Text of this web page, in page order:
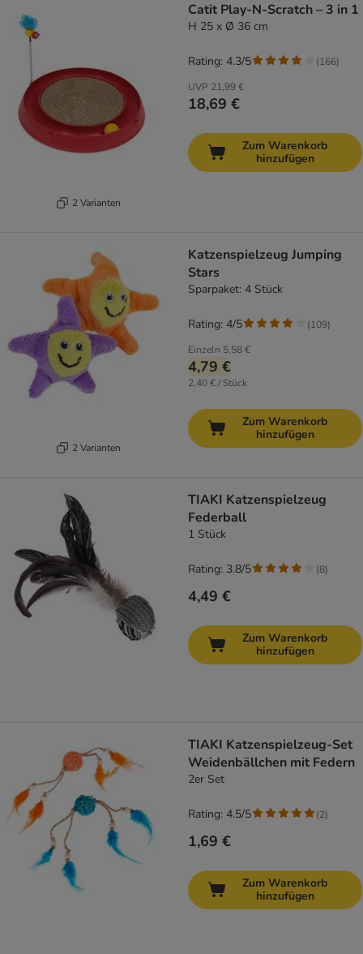
2 Varianten
Catit Play-N-Scratch – 3 in 1
H 25 x Ø 36 cm
UVP 21,99 €
18,69 €
Rating: 4.3/5 (166)
Zum Warenkorb
hinzufügen
2 Varianten
Katzenspielzeug Jumping
Stars
Sparpaket: 4 Stück
Einzeln 5,58 €
4,79 €
2,40 € / Stück
Rating: 4/5 (109)
Zum Warenkorb
hinzufügen
TIAKI Katzenspielzeug
Federball
1 Stück
4,49 €
Rating: 3.8/5 (8)
Zum Warenkorb
hinzufügen
TIAKI Katzenspielzeug-Set
Weidenbällchen mit Federn
2er Set
1,69 €
Rating: 4.5/5 (2)
Zum Warenkorb
hinzufügen